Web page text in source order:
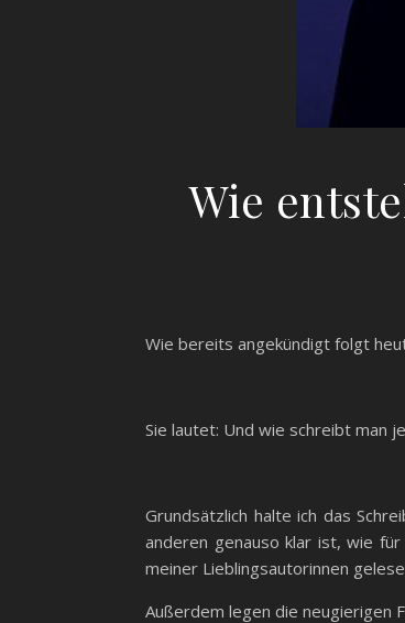
Wie
Wie bereits angekündigt folgt
Sie lautet: Und wie schreibt man
Grundsätzlich halte ich das
anderen genauso klar ist, wie
meiner Lieblingsautorinnen
Außerdem legen die neugierigen